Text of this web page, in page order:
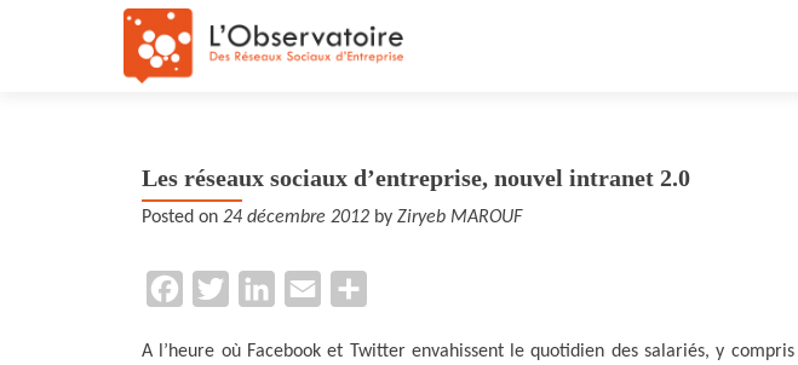
Les réseaux sociaux d’entreprise, nouvel intranet 2.0
Posted on 24 décembre 2012 by Ziryeb MAROUF
A l’heure où Facebook et Twitter envahissent le quotidien des salariés, y